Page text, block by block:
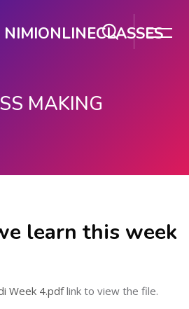
NIMIONLINECLASSES
MAKING
learn this week
Week 4.pdflink to view the file.